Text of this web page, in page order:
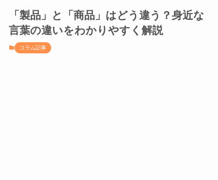
「製品」と「商品」はどう違う？身近な
言葉の違いをわかりやすく解説
コラム記事